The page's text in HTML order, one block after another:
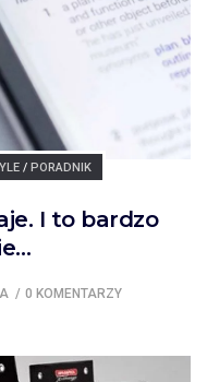
/ PORADNIK
I to bardzo
0 KOMENTARZY